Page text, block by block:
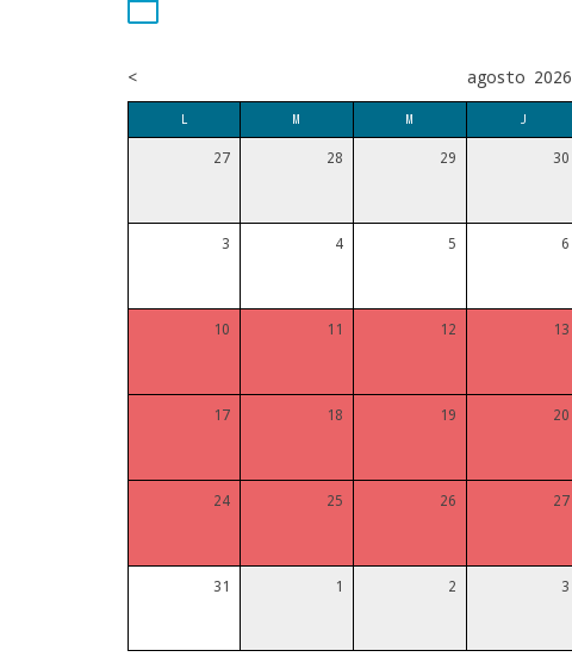
< agosto 2026
L M M J
27 28 29 30
3 4 5 6
10 11 12 13
17 18 19 20
24 25 26 27
31 1 2 3